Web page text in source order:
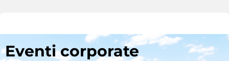
Eventi corporate